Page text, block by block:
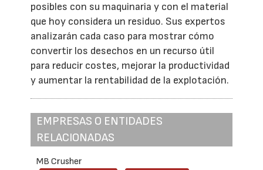
posibles con su maquinaria y con el material
que hoy considera un residuo. Sus expertos
analizarán cada caso para mostrar cómo
convertir los desechos en un recurso útil
para reducir costes, mejorar la productividad
y aumentar la rentabilidad de la explotación.
EMPRESAS O ENTIDADES
RELACIONADAS
MB Crusher